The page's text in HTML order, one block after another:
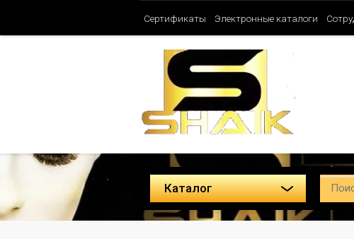
Сертификаты Электронные каталоги
Таблица ароматов SHAIK (Женские)
Политика конфиденциальности
Каталог